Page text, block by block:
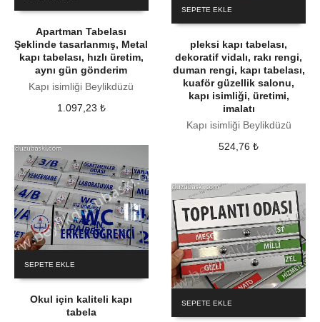
Apartman Tabelası
Şeklinde tasarlanmış, Metal
kapı tabelası, hızlı üretim,
aynı gün gönderim
Kapı isimliği Beylikdüzü
1.097,23 ₺
SEPETE EKLE
pleksi kapı tabelası,
dekoratif vidalı, rakı rengi,
duman rengi, kapı tabelası,
kuaför güzellik salonu,
kapı isimliği, üretimi,
imalatı
Kapı isimliği Beylikdüzü
524,76₺
SEPETE EKLE
Okul için kaliteli kapı
tabela
SEPETE EKLE